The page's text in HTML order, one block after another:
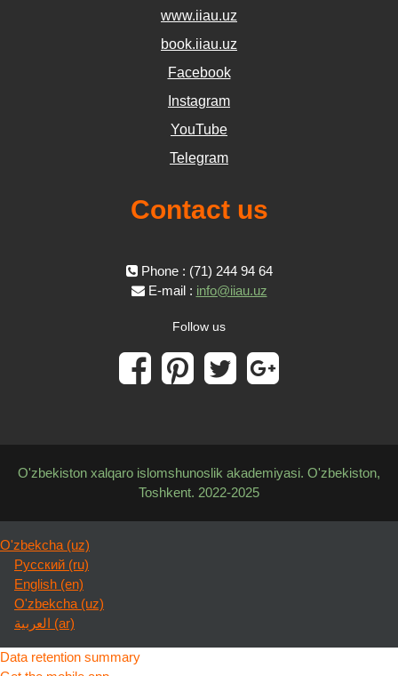
www.iiau.uz
book.iiau.uz
Facebook
Instagram
YouTube
Telegram
Contact us
Phone : (71) 244 94 64
E-mail : info@iiau.uz
Follow us
O'zbekiston xalqaro islomshunoslik akademiyasi. O'zbekiston,
Toshkent. 2022-2025
O'zbekcha ‎(uz)‎
Русский ‎(ru)‎
English ‎(en)‎
O'zbekcha ‎(uz)‎
العربية ‎(ar)‎
Data retention summary